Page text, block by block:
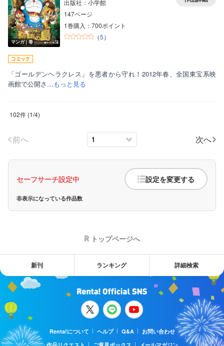
マンガ｜巻
出版社：小学館
147ページ
1巻購入：700ポイント
（5）
「ゴールデンヘラクレス」を悪者から守れ！2012年春、全国東宝系映
画館で公開さ…もっと見る
102件 (1/4)
前へ 次へ
セーフサーチ設定中 設定を変更する
非表示になっている作品数
トップページへ
新刊 ランキング 詳細検索
Renta!について ヘルプ Q&A
お問い合わせ